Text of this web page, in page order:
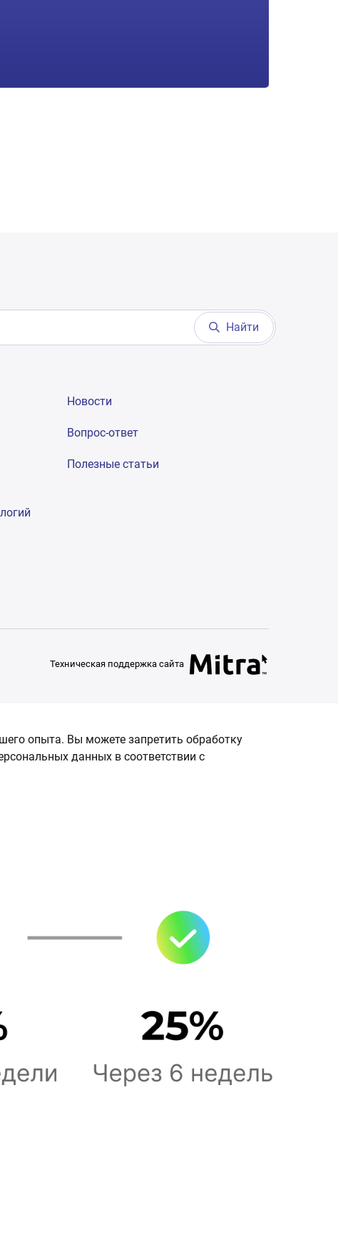
Найти
Новости
Вопрос-ответ
Полезные статьи
Техническая поддержка сайта
опыта. Вы можете запретить обработку
данных в соответствии с